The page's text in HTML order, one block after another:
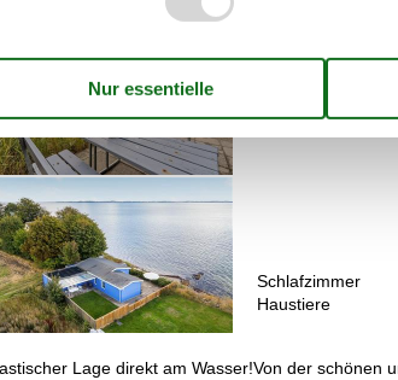
Skårupøre
6 Personen
Schlafzimmer
Haustiere
Lage direkt am Wasser!Von der